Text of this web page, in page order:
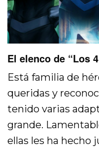
El elenco de “Los
Está familia de
queridas y
tenido varias
grande.
ellas les ha hecho